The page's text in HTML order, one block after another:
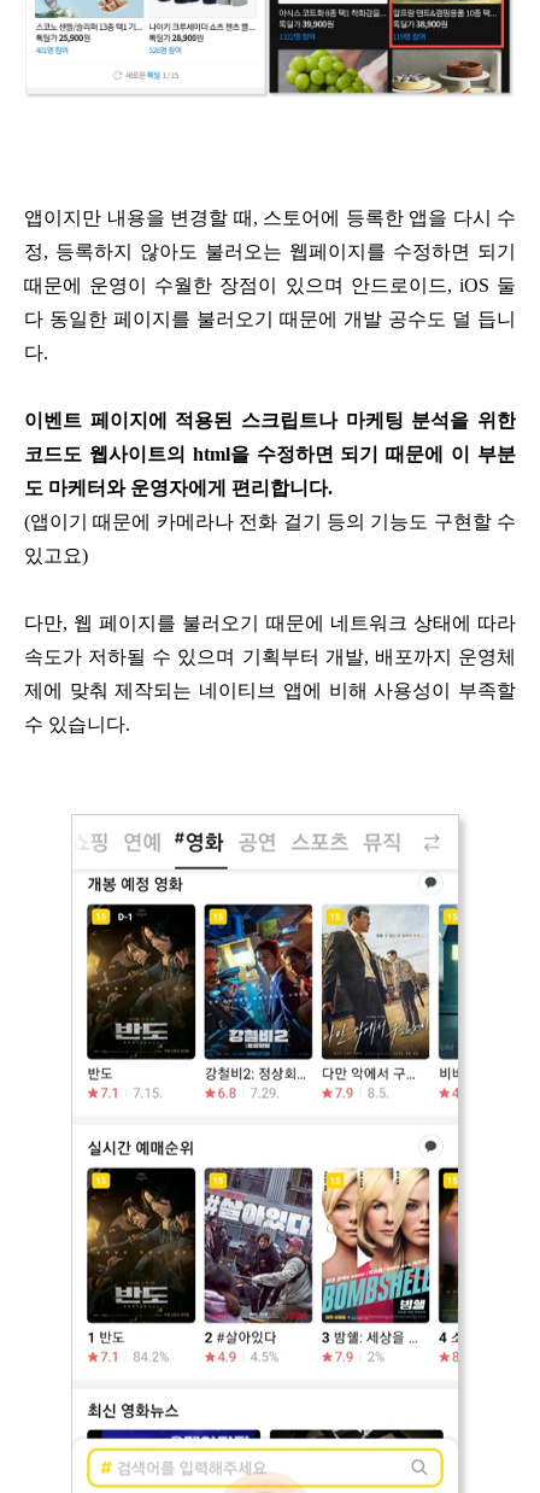
앱이지만 내용을 변경할 때, 스토어에 등록한 앱을 다시 수
정, 등록하지 않아도 불러오는 웹페이지를 수정하면 되기
때문에 운영이 수월한 장점이 있으며 안드로이드, iOS 둘
다 동일한 페이지를 불러오기 때문에 개발 공수도 덜 듭니
다.
이벤트 페이지에 적용된 스크립트나 마케팅 분석을 위한
코드도 웹사이트의 html을 수정하면 되기 때문에 이 부분
도 마케터와 운영자에게 편리합니다.
(앱이기 때문에 카메라나 전화 걸기 등의 기능도 구현할 수
있고요)
다만, 웹 페이지를 불러오기 때문에 네트워크 상태에 따라
속도가 저하될 수 있으며 기획부터 개발, 배포까지 운영체
제에 맞춰 제작되는 네이티브 앱에 비해 사용성이 부족할
수 있습니다.